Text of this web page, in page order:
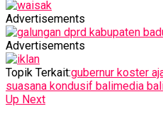
Advertisements
Advertisements
Topik Terkait:gubernur koster
suasana kondusif balimedia
Up Next